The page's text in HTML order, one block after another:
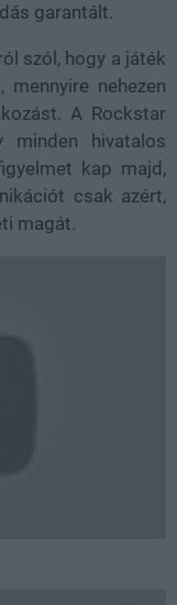
garantált.
szól, hogy a játék
nehezen
A Rockstar
minden hivatalos
kap majd,
csak azért,
magát.